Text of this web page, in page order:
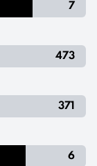
7
473
371
6